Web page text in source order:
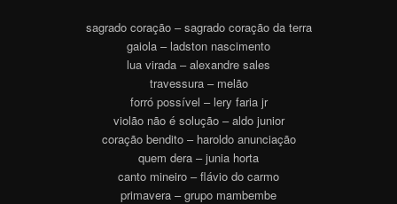
sagrado coração – sagrado coração da terra
gaiola – ladston nascimento
lua virada – alexandre sales
travessura – melão
forró possível – lery faria jr
violão não é solução – aldo junior
coração bendito – haroldo anunciação
quem dera – junia horta
canto mineiro – flávio do carmo
primavera – grupo mambembe